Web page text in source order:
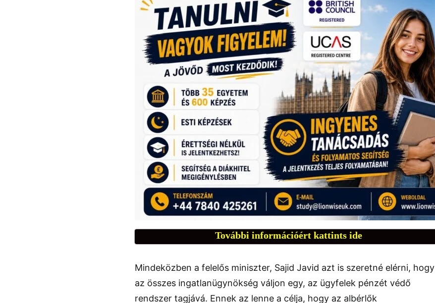
További információért kattints ide
Mindeközben a felelős miniszter, Sajid Javid azt is szeretné elérni, hogy
az összes ingatlanügynökség váljon egy, az ügyfelek pénzét védő
rendszer tagjává. Ennek az lenne a célja, hogy az albérlők